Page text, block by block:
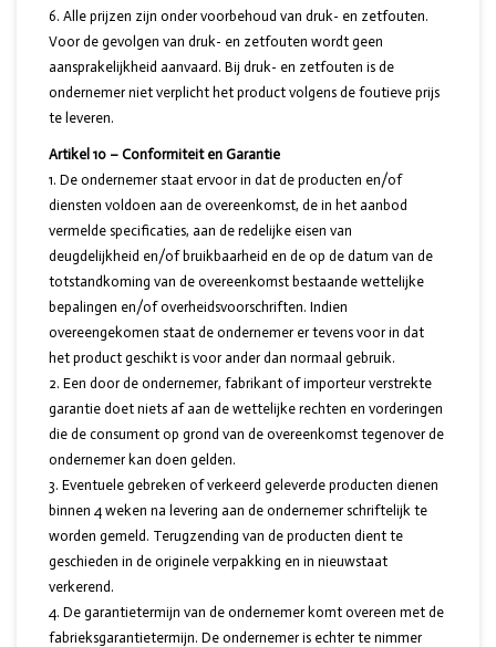
Alle prijzen zijn onder voorbehoud van druk- en zetfouten.
Voor de gevolgen van druk- en zetfouten wordt geen
aansprakelijkheid aanvaard. Bij druk- en zetfouten is de
ondernemer niet verplicht het product volgens de foutieve prijs
te leveren.
Artikel 10 – Conformiteit en Garantie
De ondernemer staat ervoor in dat de producten en/of
diensten voldoen aan de overeenkomst, de in het aanbod
vermelde specificaties, aan de redelijke eisen van
deugdelijkheid en/of bruikbaarheid en de op de datum van de
totstandkoming van de overeenkomst bestaande wettelijke
bepalingen en/of overheidsvoorschriften. Indien
overeengekomen staat de ondernemer er tevens voor in dat
het product geschikt is voor ander dan normaal gebruik.
Een door de ondernemer, fabrikant of importeur verstrekte
garantie doet niets af aan de wettelijke rechten en vorderingen
die de consument op grond van de overeenkomst tegenover de
ondernemer kan doen gelden.
Eventuele gebreken of verkeerd geleverde producten dienen
binnen 4 weken na levering aan de ondernemer schriftelijk te
worden gemeld. Terugzending van de producten dient te
geschieden in de originele verpakking en in nieuwstaat
verkerend.
De garantietermijn van de ondernemer komt overeen met de
fabrieksgarantietermijn. De ondernemer is echter te nimmer